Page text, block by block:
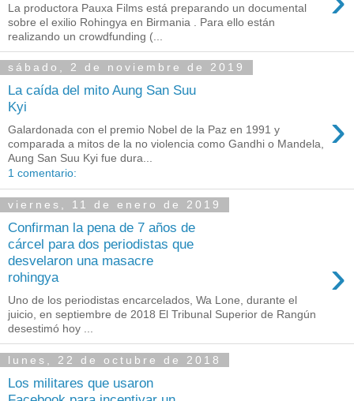
La productora Pauxa Films está preparando un documental
sobre el exilio Rohingya en Birmania . Para ello están
realizando un crowdfunding (...
sábado, 2 de noviembre de 2019
La caída del mito Aung San Suu
Kyi
›
Galardonada con el premio Nobel de la Paz en 1991 y
comparada a mitos de la no violencia como Gandhi o Mandela,
Aung San Suu Kyi fue dura...
1 comentario:
viernes, 11 de enero de 2019
Confirman la pena de 7 años de
cárcel para dos periodistas que
desvelaron una masacre
rohingya
›
Uno de los periodistas encarcelados, Wa Lone, durante el
juicio, en septiembre de 2018 El Tribunal Superior de Rangún
desestimó hoy ...
lunes, 22 de octubre de 2018
Los militares que usaron